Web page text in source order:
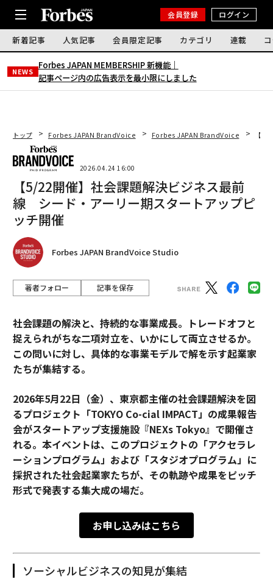
会員登録 ログイン
新着記事 人気記事 会員限定記事 カテゴリ 連載
NEWS
Forbes JAPAN MEMBERSHIP 新機能｜
記事ページ内の広告表示を最小限にしました
トップ Forbes JAPAN BrandVoice Forbes JAPAN BrandVoice 【5/
2026.04.24 16:00
【5/22開催】社会課題解決ビジネス最前
線 シード・アーリー期スタートアップピ
ッチ開催
Forbes JAPAN BrandVoice Studio
著者フォロー 記事を保存
社会課題の解決と、持続的な事業成長。トレードオフと
捉えられがちな二項対立を、いかにして両立させるか。
この問いに対し、具体的な事業モデルで解を示す起業家
たちが集結する。
2026年5月22日（金）、東京都主催の社会課題解決を図
るプロジェクト「TOKYO Co-cial IMPACT」の成果報告
会がスタートアップ支援施設『NEXs Tokyo』で開催さ
れる。本イベントは、このプロジェクトの「アクセラレ
ーションプログラム」および「スタジオプログラム」に
採択された社会起業家たちが、その軌跡や成果をピッチ
形式で発表する集大成の場だ。
お申し込みはこちら
ソーシャルビジネスの知見が集結